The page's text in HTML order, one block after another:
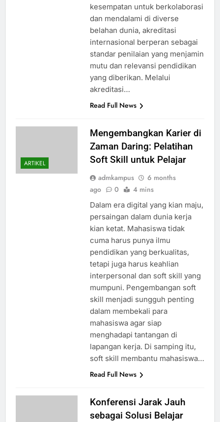
kesempatan untuk berkolaborasi
dan mendalami di diverse
belahan dunia, akreditasi
internasional berperan sebagai
standar penilaian yang menjamin
mutu dan relevansi pendidikan
yang diberikan. Melalui
akreditasi…
Read Full News
ARTIKEL
Mengembangkan Karier di
Zaman Daring: Pelatihan
Soft Skill untuk Pelajar
admkampus
6 months
ago
0 4 mins
Dalam era digital yang kian maju,
persaingan dalam dunia kerja
kian ketat. Mahasiswa tidak
cuma harus punya ilmu
pendidikan yang berkualitas,
tetapi juga harus keahlian
interpersonal dan soft skill yang
mumpuni. Pengembangan soft
skill menjadi sungguh penting
dalam membekali para
mahasiswa agar siap
menghadapi tantangan di
lapangan kerja. Di samping itu,
soft skill membantu mahasiswa…
Read Full News
Konferensi Jarak Jauh
sebagai Solusi Belajar